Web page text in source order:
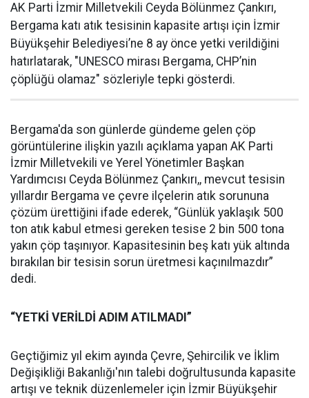
AK Parti İzmir Milletvekili Ceyda Bölünmez Çankırı,
Bergama katı atık tesisinin kapasite artışı için İzmir
Büyükşehir Belediyesi’ne 8 ay önce yetki verildiğini
hatırlatarak, "UNESCO mirası Bergama, CHP’nin
çöplüğü olamaz" sözleriyle tepki gösterdi.
Bergama'da son günlerde gündeme gelen çöp
görüntülerine ilişkin yazılı açıklama yapan AK Parti
İzmir Milletvekili ve Yerel Yönetimler Başkan
Yardımcısı Ceyda Bölünmez Çankırı,, mevcut tesisin
yıllardır Bergama ve çevre ilçelerin atık sorununa
çözüm ürettiğini ifade ederek, “Günlük yaklaşık 500
ton atık kabul etmesi gereken tesise 2 bin 500 tona
yakın çöp taşınıyor. Kapasitesinin beş katı yük altında
bırakılan bir tesisin sorun üretmesi kaçınılmazdır”
dedi.
“YETKİ VERİLDİ ADIM ATILMADI”
Geçtiğimiz yıl ekim ayında Çevre, Şehircilik ve İklim
Değişikliği Bakanlığı'nın talebi doğrultusunda kapasite
artışı ve teknik düzenlemeler için İzmir Büyükşehir